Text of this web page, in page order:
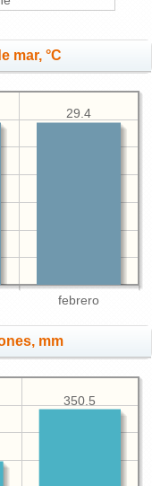
mar, °C
febrero
29.4
mm
350.5